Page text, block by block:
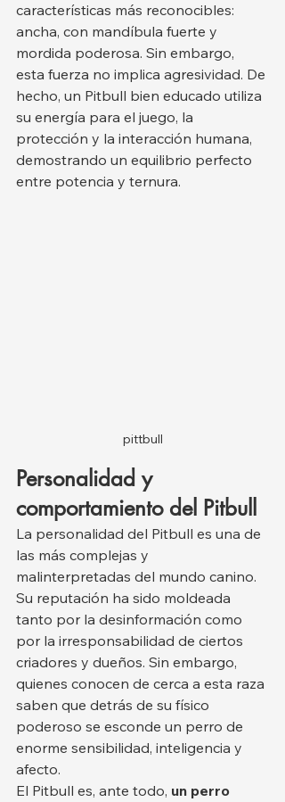
características más reconocibles:
ancha, con mandíbula fuerte y
mordida poderosa. Sin embargo,
esta fuerza no implica agresividad. De
hecho, un Pitbull bien educado utiliza
su energía para el juego, la
protección y la interacción humana,
demostrando un equilibrio perfecto
entre potencia y ternura.
pittbull
Personalidad y
comportamiento del Pitbull
La personalidad del Pitbull es una de
las más complejas y
malinterpretadas del mundo canino.
Su reputación ha sido moldeada
tanto por la desinformación como
por la irresponsabilidad de ciertos
criadores y dueños. Sin embargo,
quienes conocen de cerca a esta raza
saben que detrás de su físico
poderoso se esconde un perro de
enorme sensibilidad, inteligencia y
afecto.
El Pitbull es, ante todo, un perro